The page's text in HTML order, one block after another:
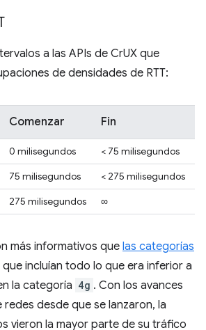
a las APIs de CrUX que
de densidades de RTT:
Comenzar Fin
0 milisegundos
< 75 milisegundos
75 milisegundos
< 275 milisegundos
275 milisegundos ∞
más informativos que las categorías
que incluían todo lo que era inferior a
la categoría 4g . Con los avances
desde que se lanzaron, la
vieron la mayor parte de su tráfico